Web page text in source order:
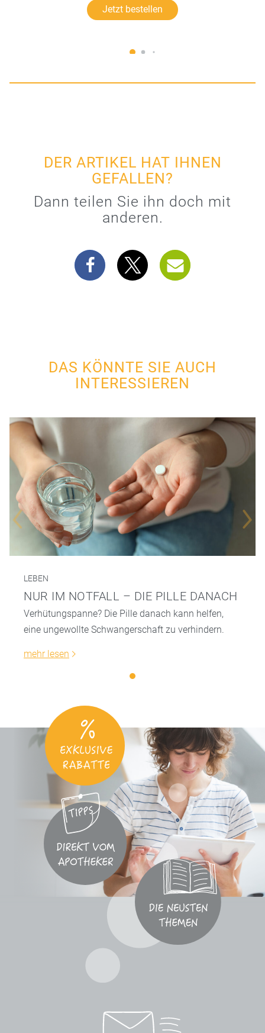
Jetzt bestellen
DER ARTIKEL HAT IHNEN
GEFALLEN?
Dann teilen Sie ihn doch mit
anderen.
DAS KÖNNTE SIE AUCH
INTERESSIEREN
LEBEN
NUR IM NOTFALL – DIE PILLE DANACH
Verhütungspanne? Die Pille danach kann helfen,
eine ungewollte Schwangerschaft zu verhindern.
mehr lesen